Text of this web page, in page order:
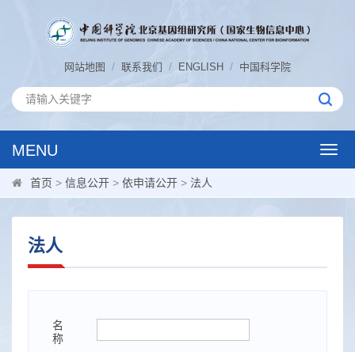
网站地图 / 联系我们 / ENGLISH / 中国科学院
MENU
首页 > 信息公开 > 依申请公开 > 法人
法人
名
称